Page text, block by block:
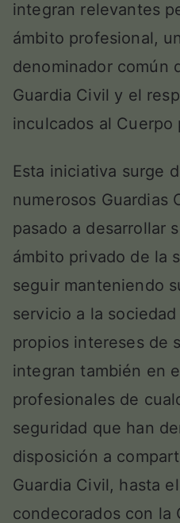
integran relevantes
ámbito profesional,
denominador común
Guardia Civil y el
inculcados al Cuerpo
Esta iniciativa surge
numerosos Guardias
pasado a desarrollar
ámbito privado de la
seguir manteniendo
servicio a la
propios intereses de
integran también en
profesionales de
seguridad que han
disposición a
Guardia Civil, hasta
condecorados con la